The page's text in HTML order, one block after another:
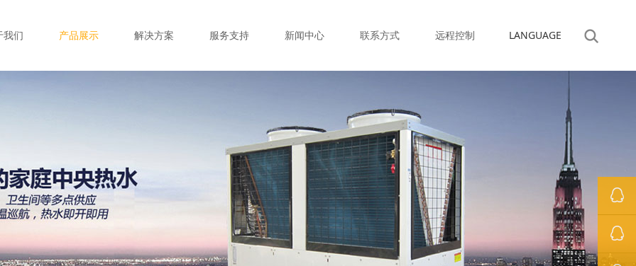
我们 产品展示 解决方案 服务支持 新闻中心 联系方式 远程控制 LANGUAGE
罗经理